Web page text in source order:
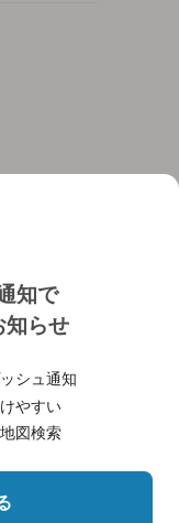
知で
知らせ
シュ通知
やすい
図検索
用規約
用情報